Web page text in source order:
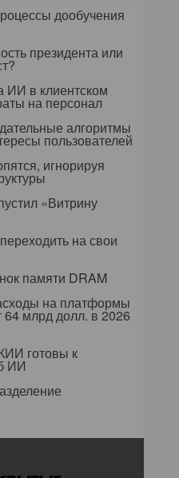
дообучения
президента или
ИИ в клиентском
на персонал
алгоритмы
пользователей
игнорируя
«Витрину
на свои
памяти DRAM
на платформы
64 млрд долл. в 2026
готовы к
ИИ